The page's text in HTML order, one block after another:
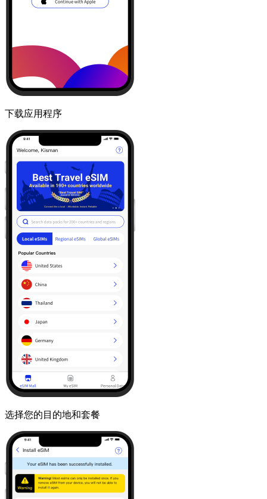
下载应用程序
选择您的目的地和套餐